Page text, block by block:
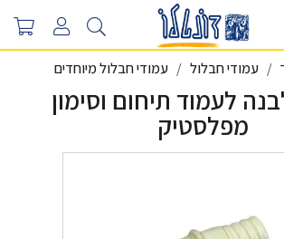
עמודי חבלול עמודי חבלול מיוחדים
לעמוד תיחום וסימון
מפלסטיק